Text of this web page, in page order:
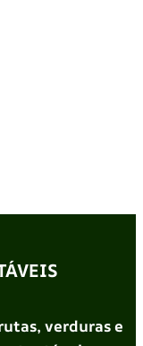
verduras e